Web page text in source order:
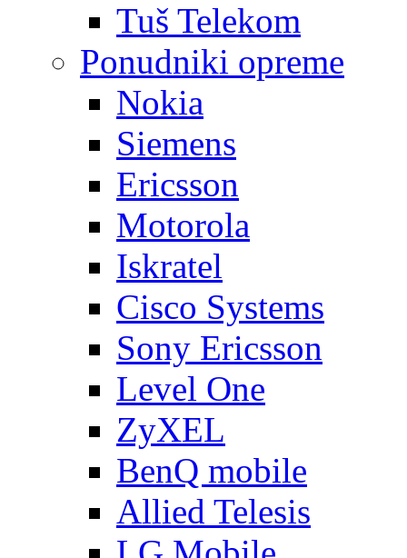
Tuš Telekom
Ponudniki opreme
Nokia
Siemens
Ericsson
Motorola
Iskratel
Cisco Systems
Sony Ericsson
Level One
ZyXEL
BenQ mobile
Allied Telesis